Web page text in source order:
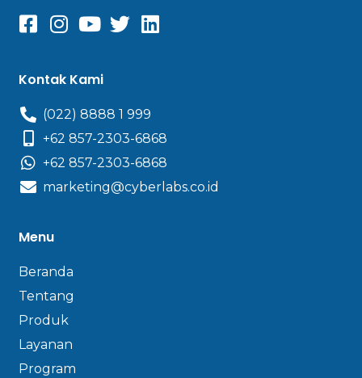
Kontak Kami
(022) 8888 1 999
+62 857-2303-6868
+62 857-2303-6868
marketing@cyberlabs.co.id
Menu
Beranda
Tentang
Produk
Layanan
Program